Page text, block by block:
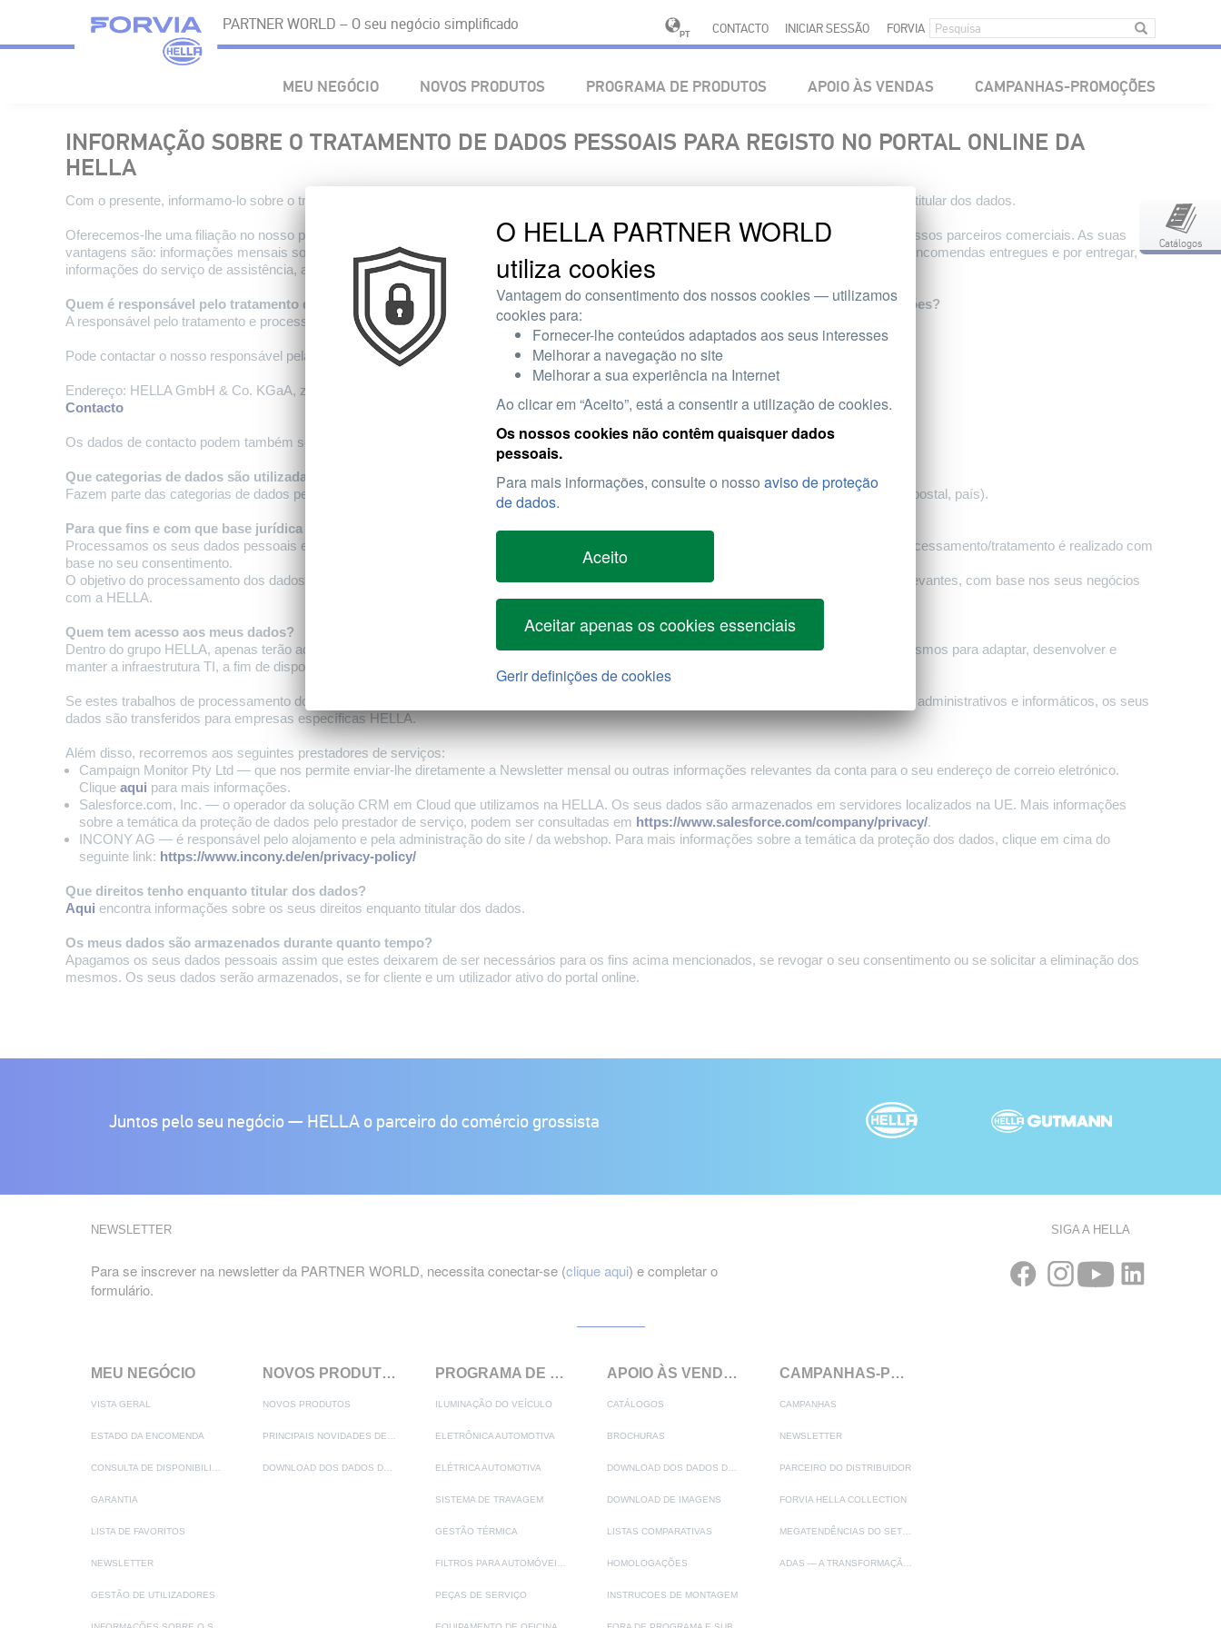
PARTNER WORLD – O seu negócio simplificado
PT CONTACTO INICIAR SESSÃO FORVIA
MEU NEGÓCIO NOVOS PRODUTOS PROGRAMA DE PRODUTOS APOIO ÀS VENDAS CAMPANHAS-PROMOÇÕES
INFORMAÇÃO SOBRE O TRATAMENTO DE DADOS PESSOAIS PARA REGISTO NO PORTAL ONLINE DA
HELLA
Com o presente, informamo-lo sobre o tratamento dos seus dados pessoais pela HELLA GmbH & Co. KGaA (HELLA) e os seus direitos como titular dos dados.
Oferecemos-lhe uma filiação no nosso portal online. A sua adesão à HELLA Innovation, Hella Partner World é uma ferramenta eficaz para os nossos parceiros comerciais. As suas
vantagens são: informações mensais sobre novos produtos e destaques, verificação da disponibilidade dos produtos, resumos do estado das encomendas entregues e por entregar,
informações do serviço de assistência, apoio às vendas e materiais de marketing, Newsletter mensal, brochuras de produtos, revistas.
Quem é responsável pelo tratamento dos meus dados / Quem é o responsável pela proteção de dados / Existe um centro de reclamações?
A responsável pelo tratamento e processamento dos seus dados é a HELLA GmbH & Co. KGaA, Rixbecker Str. 75, D-59552 Lippstadt.
Pode contactar o nosso responsável pela proteção de dados da seguinte forma:
Endereço: HELLA GmbH & Co. KGaA, z.Hd. Datenschutzbeauftragter, Rixbecker Str. 75, D-59552 Lippstadt
Contacto
Os dados de contacto podem também ser encontrados na Internet, no separador da proteção de dados.
Que categorias de dados são utilizadas pela HELLA?
Fazem parte das categorias de dados pessoais processados: o sobrenome, nome, nome da empresa, número de cliente, morada (rua, código postal, país).
Para que fins e com que base jurídica são processados os meus dados?
Processamos os seus dados pessoais em conformidade com os requisitos do Regulamento Geral sobre a Proteção de Dados (RGPD) e o processamento/tratamento é realizado com
base no seu consentimento.
O objetivo do processamento dos dados consiste em oferecer-lhe o acesso às informações corretas da sua conta e fornecer-lhe conteúdos relevantes, com base nos seus negócios
com a HELLA.
Quem tem acesso aos meus dados?
Dentro do grupo HELLA, apenas terão acesso aos seus dados pessoais as pessoas e departamentos (Marketing e TI) que necessitam dos mesmos para adaptar, desenvolver e
manter a infraestrutura TI, a fim de disponibilizar todas as informações relevantes do cliente diretamente no portal.
Se estes trabalhos de processamento dos dados forem realizados centralmente pelo grupo HELLA, por exemplo, a centralização de processos administrativos e informáticos, os seus
dados são transferidos para empresas específicas HELLA.
Além disso, recorremos aos seguintes prestadores de serviços:
Campaign Monitor Pty Ltd — que nos permite enviar-lhe diretamente a Newsletter mensal ou outras informações relevantes da conta para o seu endereço de correio eletrónico.
Clique aqui para mais informações.
Salesforce.com, Inc. — o operador da solução CRM em Cloud que utilizamos na HELLA. Os seus dados são armazenados em servidores localizados na UE. Mais informações
sobre a temática da proteção de dados pelo prestador de serviço, podem ser consultadas em https://www.salesforce.com/company/privacy/.
INCONY AG — é responsável pelo alojamento e pela administração do site / da webshop. Para mais informações sobre a temática da proteção dos dados, clique em cima do
seguinte link: https://www.incony.de/en/privacy-policy/
Que direitos tenho enquanto titular dos dados?
Aqui encontra informações sobre os seus direitos enquanto titular dos dados.
Os meus dados são armazenados durante quanto tempo?
Apagamos os seus dados pessoais assim que estes deixarem de ser necessários para os fins acima mencionados, se revogar o seu consentimento ou se solicitar a eliminação dos
mesmos. Os seus dados serão armazenados, se for cliente e um utilizador ativo do portal online.
Juntos pelo seu negócio — HELLA o parceiro do comércio grossista
NEWSLETTER
Para se inscrever na newsletter da PARTNER WORLD, necessita conectar-se (clique aqui) e completar o
formulário.
SIGA A HELLA
MEU NEGÓCIO
VISTA GERAL
ESTADO DA ENCOMENDA
GARANTIA
LISTA DE FAVORITOS
NEWSLETTER
GESTÃO DE UTILIZADORES
NOVOS PRODUTOS
NOVOS PRODUTOS
PROGRAMA DE PRODUTOS
ILUMINAÇÃO DO VEÍCULO
ELETRÔNICA AUTOMOTIVA
ELÉTRICA AUTOMOTIVA
SISTEMA DE TRAVAGEM
GESTÃO TÉRMICA
PEÇAS DE SERVIÇO
APOIO ÀS VENDAS
CATÁLOGOS
BROCHURAS
DOWNLOAD DE IMAGENS
LISTAS COMPARATIVAS
HOMOLOGAÇÕES
INSTRUCOES DE MONTAGEM
CAMPANHAS-PROMOÇÕES
CAMPANHAS
NEWSLETTER
PARCEIRO DO DISTRIBUIDOR
FORVIA HELLA COLLECTION
MEGATENDÊNCIAS DO SETOR AUTOMÓVEL
O HELLA PARTNER WORLD
utiliza cookies
Vantagem do consentimento dos nossos cookies — utilizamos
cookies para:
Fornecer-lhe conteúdos adaptados aos seus interesses
Melhorar a navegação no site
Melhorar a sua experiência na Internet
Ao clicar em “Aceito”, está a consentir a utilização de cookies.
Os nossos cookies não contêm quaisquer dados
pessoais.
Para mais informações, consulte o nosso aviso de proteção
de dados.
Aceito
Aceitar apenas os cookies essenciais
Gerir definições de cookies
Catálogos